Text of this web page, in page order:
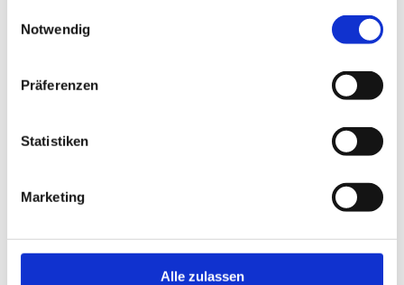
Notwendig
Präferenzen
Statistiken
Marketing
Alle zulassen